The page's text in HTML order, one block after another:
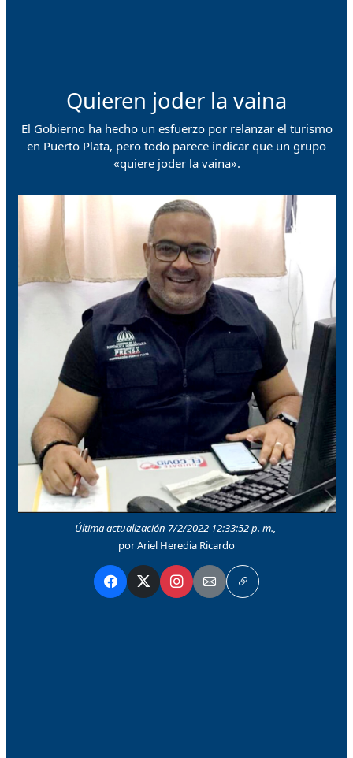
Quieren joder la vaina
El Gobierno ha hecho un esfuerzo por relanzar el turismo
en Puerto Plata, pero todo parece indicar que un grupo
«quiere joder la vaina».
Última actualización 7/2/2022 12:33:52 p. m.,
por Ariel Heredia Ricardo